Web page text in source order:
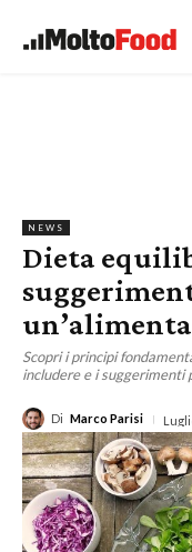
NEWS
Dieta
Scopri i principi
includere e i suggerimenti
Di Marco Parisi